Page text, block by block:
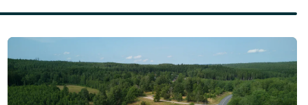
Läs mer